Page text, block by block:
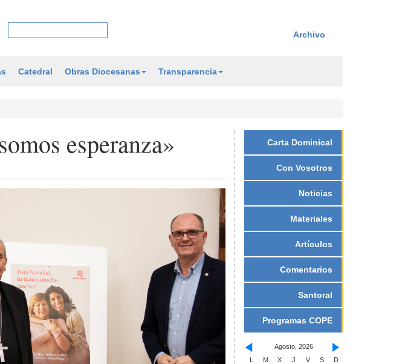
Archivo
Catedral Obras Diocesanas Transparencia
esperanza» Carta Dominical
Con Vosotros
Noticias
Materiales
Artículos
Comentarios
Santoral
Programas COPE
Agosto, 2026
L
M X J V S D